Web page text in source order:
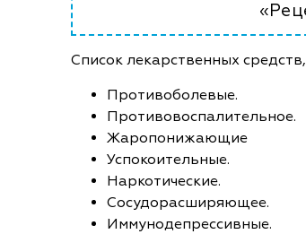
Список лекарственных
Противоболевые.
Противовоспалительное.
Жаропонижающие
Успокоительные.
Наркотические.
Сосудорасширяющее.
Иммунодепрессивные.